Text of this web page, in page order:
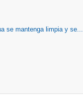
se mantenga limpia y se...